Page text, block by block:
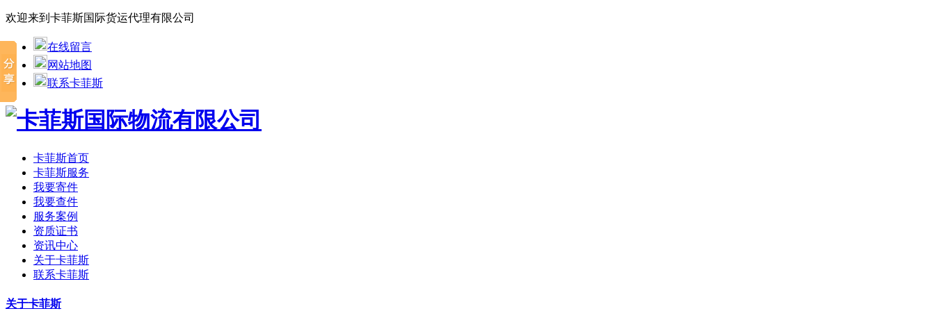
欢迎来到卡菲斯国际货运代理有限公司
在线留言
网站地图
联系卡菲斯
卡菲斯首页
卡菲斯服务
我要寄件
我要查件
服务案例
资质证书
资讯中心
关于卡菲斯
联系卡菲斯
关于卡菲斯